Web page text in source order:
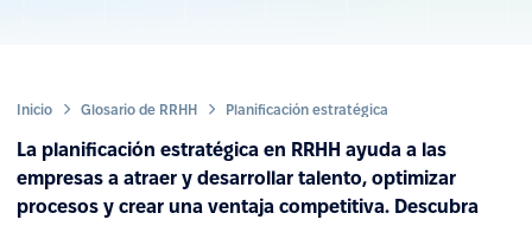
Inicio Glosario de RRHH Planificación estratégica
La planificación estratégica en RRHH ayuda a las
empresas a atraer y desarrollar talento, optimizar
procesos y crear una ventaja competitiva. Descubra